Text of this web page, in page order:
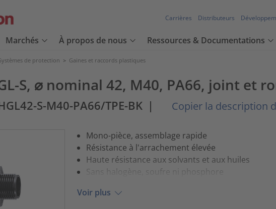
Carrières Distributeurs
Marchés À propos de nous Ressources & Documentations
de protection > Gaines et raccords plastiques
S, ⌀ nominal 42, M40, PA66, joint et
S-M40-PA66/TPE-BK | Copier la description
Mono-pièce, assemblage rapide
Résistance à l'arrachement élevée
Haute résistance aux solvants et aux huiles
Sans halogène, soufre ni phosphore
Voir plus